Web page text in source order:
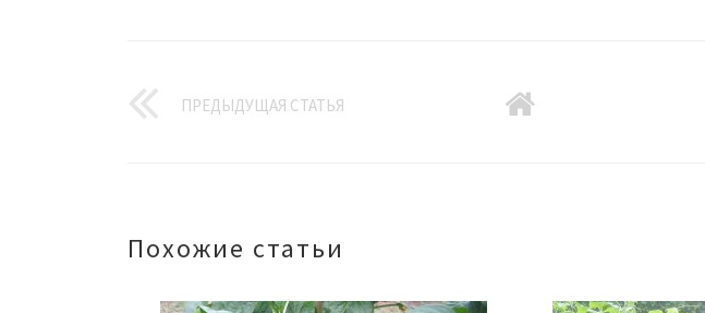
ПРЕДЫДУЩАЯ СТАТЬЯ
Похожие статьи